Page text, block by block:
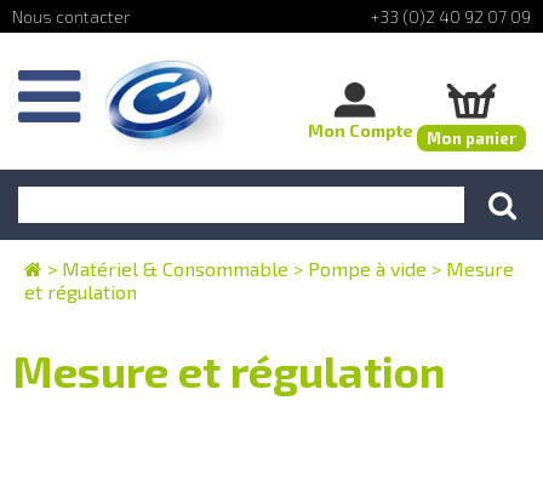
+33 (0)2 40 92 07 09
Mon Compte Mon panier
> Matériel & Consommable > Pompe à vide > Mesure
et régulation
Mesure et régulation